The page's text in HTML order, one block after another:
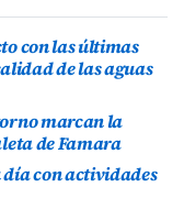
con las últimas
de las aguas
marcan la
de Famara
día con actividades